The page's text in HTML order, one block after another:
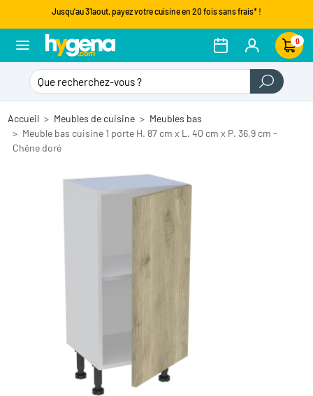
Jusqu'au 31aout, payez votre cuisine en 20 fois sans frais* !
0
Accueil Meubles de cuisine
Meubles bas
Meuble bas cuisine 1 porte H. 87 cm x L. 40 cm x P. 36,9 cm -
Chêne doré